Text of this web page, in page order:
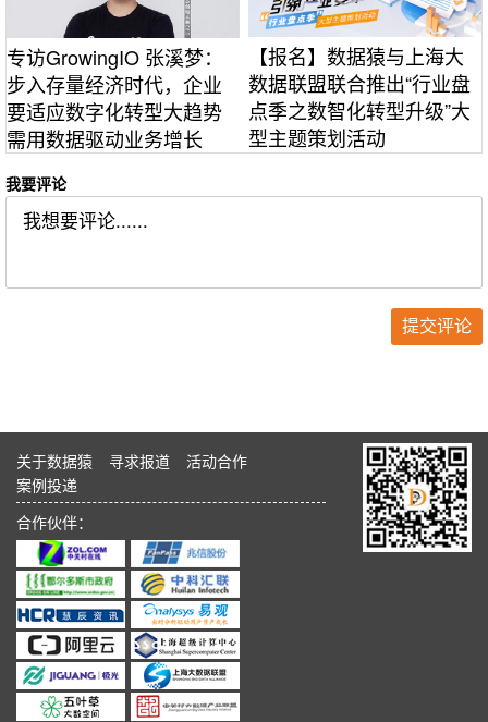
专访GrowingIO 张溪梦：
步入存量经济时代，企业
要适应数字化转型大趋势
需用数据驱动业务增长
【报名】数据猿与上海大
数据联盟联合推出“行业盘
点季之数智化转型升级”大
型主题策划活动
我要评论
关于数据猿 寻求报道
活动合作
案例投递
合作伙伴：